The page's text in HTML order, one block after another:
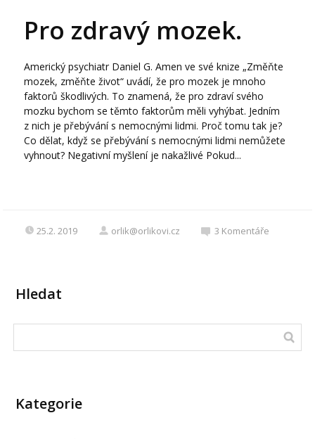
Pro zdravý mozek.
Americký psychiatr Daniel G. Amen ve své knize „Změňte
mozek, změňte život“ uvádí, že pro mozek je mnoho
faktorů škodlivých. To znamená, že pro zdraví svého
mozku bychom se těmto faktorům měli vyhýbat. Jedním
z nich je přebývání s nemocnými lidmi. Proč tomu tak je?
Co dělat, když se přebývání s nemocnými lidmi nemůžete
vyhnout? Negativní myšlení je nakažlivé Pokud...
25.2. 2019 orlik@orlikovi.cz 3 Komentáře
Hledat
Kategorie